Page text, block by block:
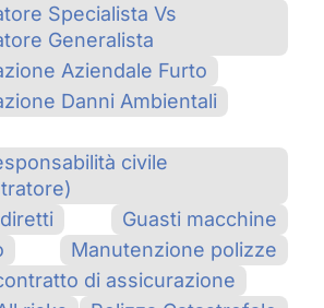
Specialista Vs
Generalista
Aziendale Furto
Danni Ambientali
civile
Guasti macchine
Manutenzione polizze
di assicurazione